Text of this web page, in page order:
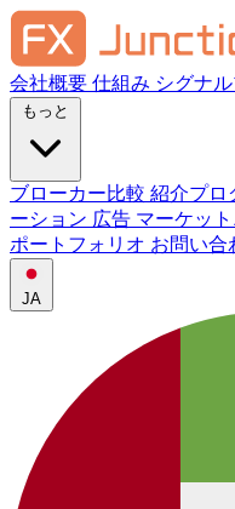
会社概要 仕組み シグナ
ブローカー比較 紹介プロ
ーション 広告 マーケッ
ポートフォリオ お問い合
JA